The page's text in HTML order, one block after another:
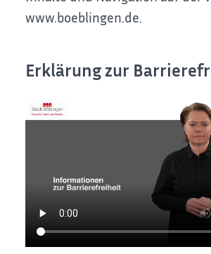
www.boeblingen.de.
Erklärung zur